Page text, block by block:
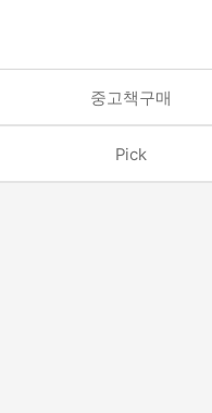
중고책구매
Pick